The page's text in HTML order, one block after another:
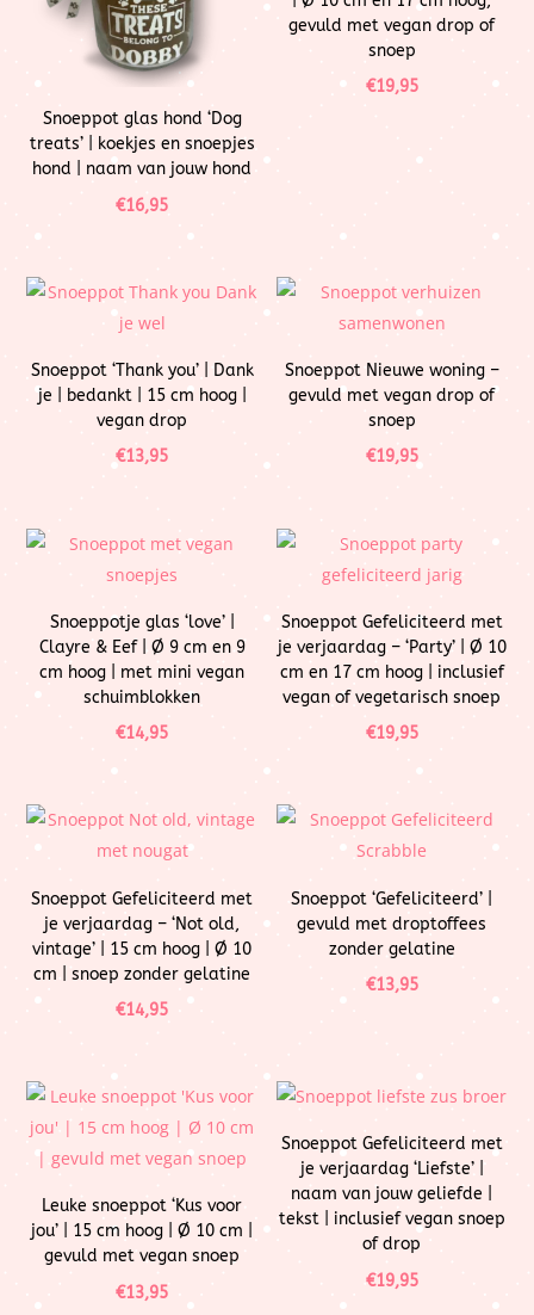
Snoeppot glas hond ‘Dog
treats’ | koekjes en snoepjes
hond | naam van jouw hond
€16,95
gevuld met vegan drop of
snoep
€19,95
Snoeppot ‘Thank you’ | Dank
je | bedankt | 15 cm hoog |
vegan drop
€13,95
Snoeppot Nieuwe woning –
gevuld met vegan drop of
snoep
€19,95
Snoeppotje glas ‘love’ |
Clayre & Eef | Ø 9 cm en 9
cm hoog | met mini vegan
schuimblokken
€14,95
Snoeppot Gefeliciteerd met
je verjaardag – ‘Party’ | Ø 10
cm en 17 cm hoog | inclusief
vegan of vegetarisch snoep
€19,95
Snoeppot Gefeliciteerd met
je verjaardag – ‘Not old,
vintage’ | 15 cm hoog | Ø 10
cm | snoep zonder gelatine
€14,95
Snoeppot ‘Gefeliciteerd’ |
gevuld met droptoffees
zonder gelatine
€13,95
Leuke snoeppot ‘Kus voor
jou’ | 15 cm hoog | Ø 10 cm |
gevuld met vegan snoep
€13,95
Snoeppot Gefeliciteerd met
je verjaardag ‘Liefste’ |
naam van jouw geliefde |
tekst | inclusief vegan snoep
of drop
€19,95